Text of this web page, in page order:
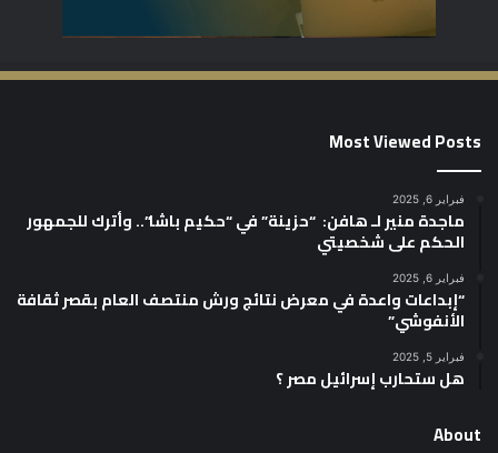
Most Viewed Posts
فبراير 6, 2025
ماجدة منير لـ هافن: “حزينة” في “حكيم باشا”.. وأترك للجمهور
الحكم على شخصيتي
فبراير 6, 2025
“إبداعات واعدة في معرض نتائج ورش منتصف العام بقصر ثقافة
الأنفوشي”
فبراير 5, 2025
هل ستحارب إسرائيل مصر ؟
About